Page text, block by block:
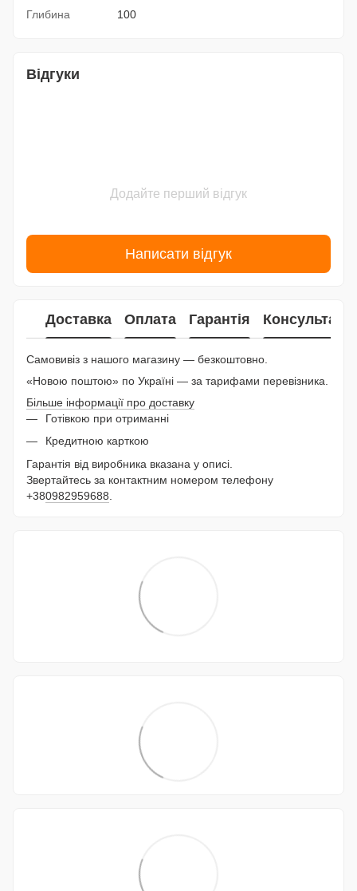
Глибина 100
Відгуки
Додайте перший відгук
Написати відгук
Доставка Оплата Гарантія Консультація
Самовивіз з нашого магазину — безкоштовно.
«Новою поштою» по Україні — за тарифами перевізника.
Більше інформації про доставку
Готівкою при отриманні
Кредитною карткою
Гарантія від виробника вказана у описі.
Звертайтесь за контактним номером телефону
+380982959688